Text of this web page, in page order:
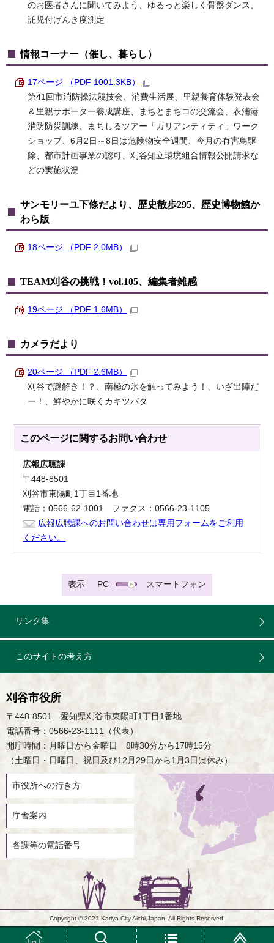
のお医者さんに聞いてみよう、ゆるっと楽しく骨盤ダンス、
託児付げんき度測定
情報コーナー（催し、暮らし）
17ページ （PDF 1001.3KB）
第41回市消防操法競技会、消費生活展、里親養育体験発表会
＆里親サポーター養成講座、まちとまちコの交流会、衣浦港
消防防災訓練、まちしるツアー「カリアンティティ」ワーク
ショップ、6月2日～8日は危険物安全週間、今月の有害鳥駆
除、都市計画事業の認可、刈谷知立環境組合情報公開請求な
どの実施状況
サンモリーユ下條だより、歴史散歩295、歴史博物館か
わら版
18ページ （PDF 2.0MB）
TEAM刈谷の挑戦！vol.105、編集者雑感
19ページ （PDF 1.6MB）
カメラだより
20ページ （PDF 2.6MB）
刈谷で謎解き！？、南極の氷を触ってみよう！、いざ出陣だ
ー！、鮮やかに咲くカキツバタ
このページに関するお問い合わせ
広報広聴課
〒448-8501
刈谷市東陽町1丁目1番地
電話：0566-62-1001 ファクス：0566-23-1105
広報広聴課へのお問い合わせは専用フォームをご利用
ください。
表示 PC スマートフォン
リンク集
このサイトの考え方
刈谷市役所
〒448-8501 愛知県刈谷市東陽町1丁目1番地
電話番号：0566-23-1111（代表）
開庁時間：月曜日から金曜日 8時30分から17時15分
（土曜日・日曜日、祝日及び12月29日から1月3日は休み）
市役所への行き方
庁舎案内
各課等の電話番号
Copyright © 2021 Kariya City,Aichi,Japan. All Rights Reserved.